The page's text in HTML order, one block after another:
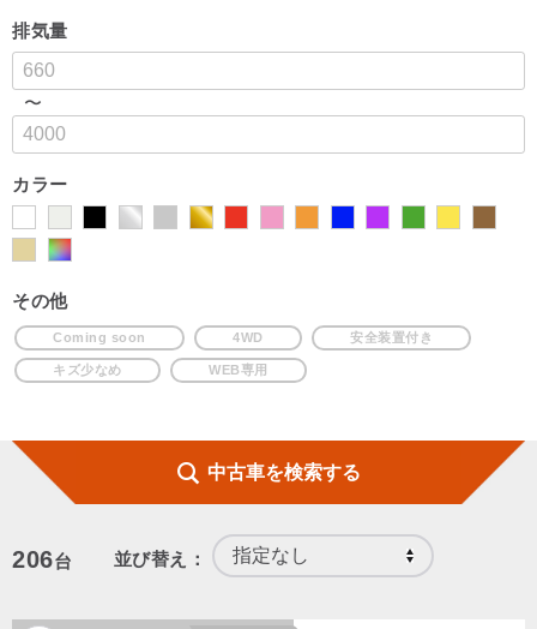
排気量
〜
カラー
その他
Coming soon 4WD 安全装置付き
キズ少なめ WEB専用
中古車を検索する
206台 並び替え：